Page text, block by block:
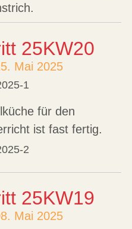
25KW20
Mai 2025
für den
ist fast fertig.
25KW19
Mai 2025